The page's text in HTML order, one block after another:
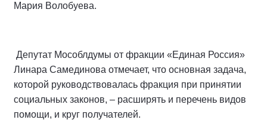
Мария Волобуева.
Депутат Мособлдумы от фракции «Единая Россия»
Линара Самединова отмечает, что основная задача,
которой руководствовалась фракция при принятии
социальных законов, – расширять и перечень видов
помощи, и круг получателей.